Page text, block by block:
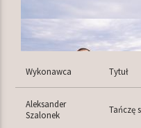
06:00 12:00
EXTRA ORBIT
12:00
Wykonawca Tytuł
Aleksander
Szalonek
Tańczę